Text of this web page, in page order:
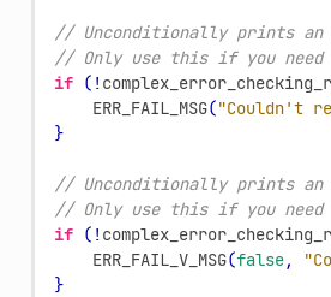
// Unconditionally prints an
// Only use this if you need
if ( !
ERR_FAIL_MSG("Couldn't
}
// Unconditionally prints an
// Only use this if you need
if ( !
ERR_FAIL_V_MSG(false,
}